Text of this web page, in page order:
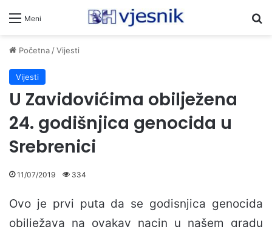
Meni
Početna/Vijesti
Vijesti
U Zavidovićima obilježena
24. godišnjica genocida u
Srebrenici
11/07/2019 334
Ovo je prvi puta da se godisnjica genocida
obilježava na ovakav nacin u našem gradu